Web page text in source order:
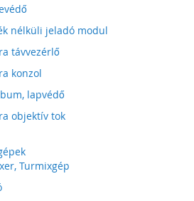
nélküli jeladó modul
távvezérlő
konzol
lapvédő
objektív tok
Turmixgép